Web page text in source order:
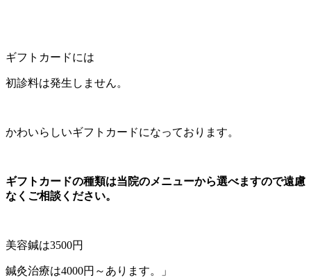
ギフトカードには
初診料は発生しません。
かわいらしいギフトカードになっております。
ギフトカードの種類は当院のメニューから選べますので遠慮
なくご相談ください。
美容鍼は3500円
鍼灸治療は4000円～あります。」